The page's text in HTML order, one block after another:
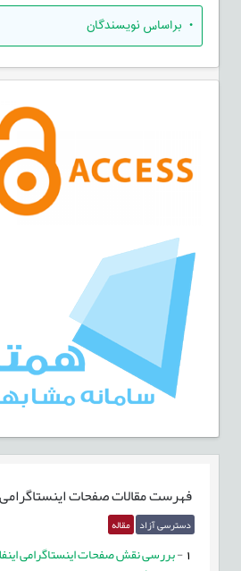
• براساس نویسندگان
فهرست مقالاتصفحات اینستاگرامی
دسترسی آزاد مقاله
-بررسی نقش صفحات اینستاگرامی